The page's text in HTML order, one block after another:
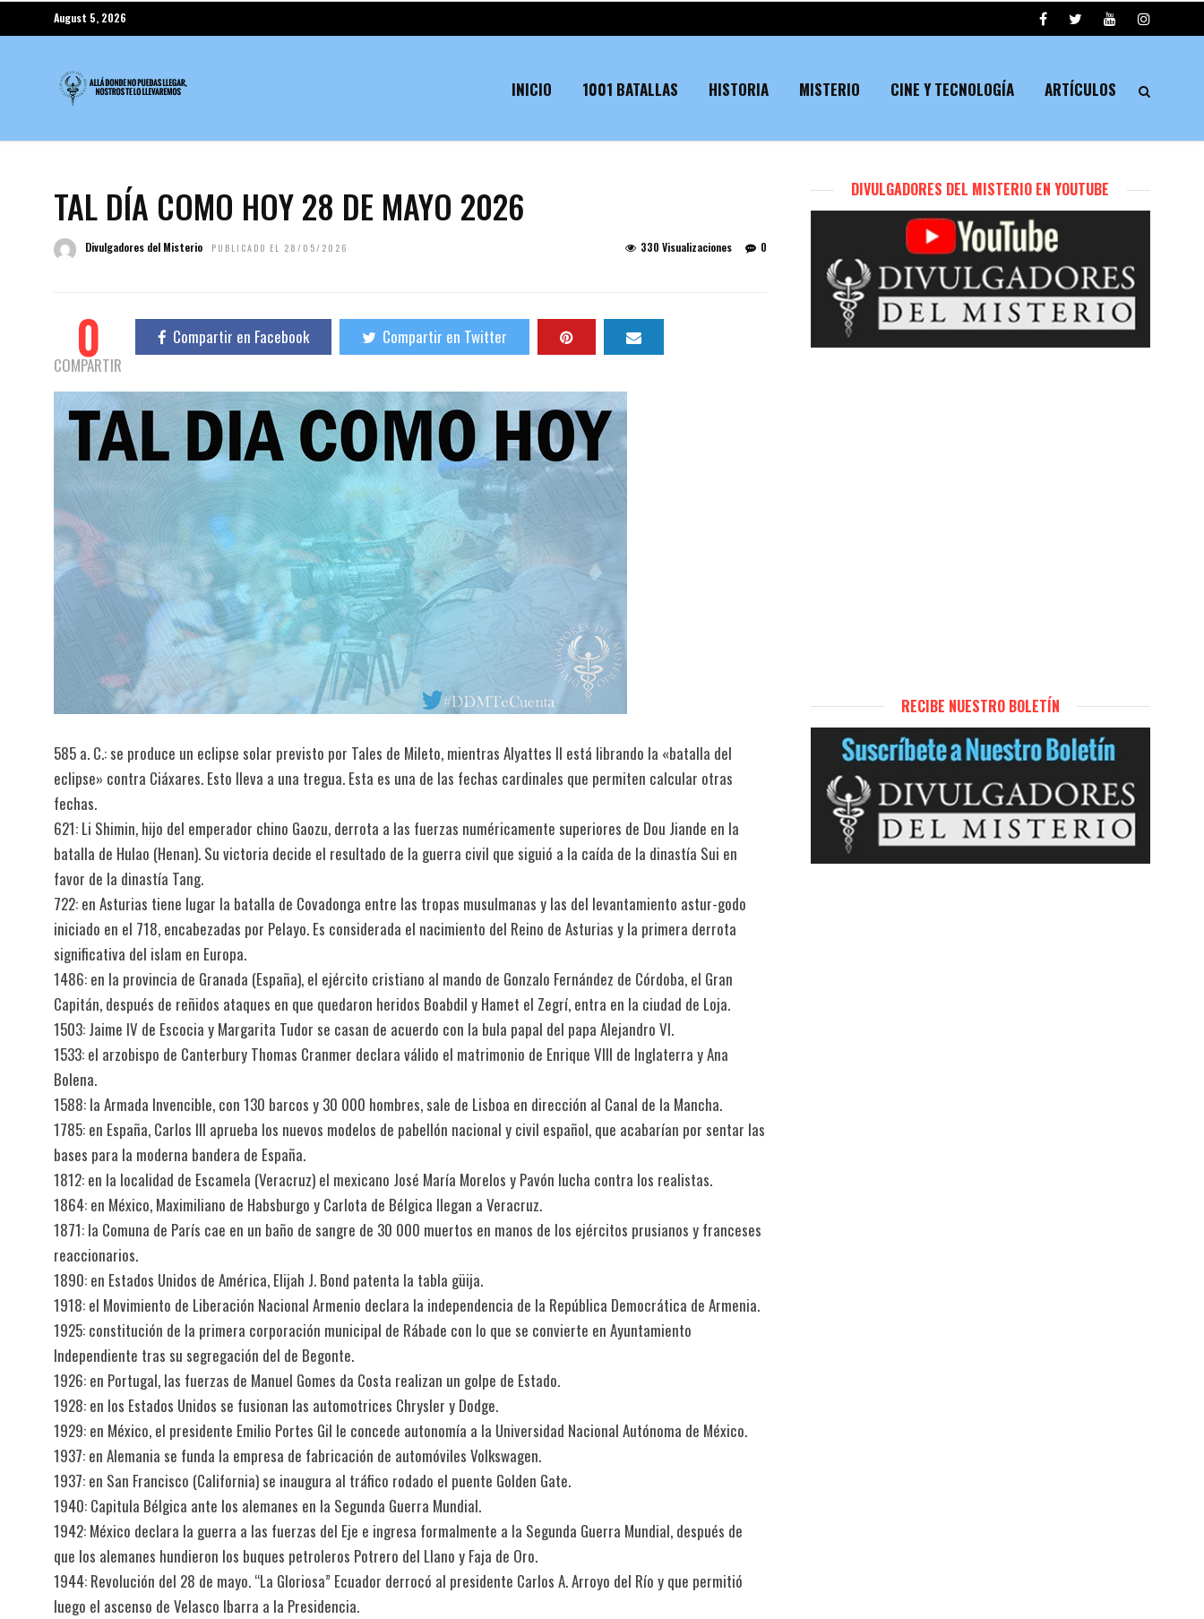
August 5, 2026
INICIO 1001 BATALLAS HISTORIA MISTERIO CINE Y TECNOLOGÍA ARTÍCULOS
TAL DÍA COMO HOY 28 DE MAYO 2026
Divulgadores del Misterio PUBLICADO EL 28/05/2026 0
330 Visualizaciones
0
COMPARTIR
Compartir en Facebook Compartir en Twitter
585 a. C.: se produce un eclipse solar previsto por Tales de Mileto, mientras Alyattes II está librando la «batalla del
eclipse» contra Ciáxares. Esto lleva a una tregua. Esta es una de las fechas cardinales que permiten calcular otras
fechas.
621: Li Shimin, hijo del emperador chino Gaozu, derrota a las fuerzas numéricamente superiores de Dou Jiande en la
batalla de Hulao (Henan). Su victoria decide el resultado de la guerra civil que siguió a la caída de la dinastía Sui en
favor de la dinastía Tang.
722: en Asturias tiene lugar la batalla de Covadonga entre las tropas musulmanas y las del levantamiento astur-godo
iniciado en el 718, encabezadas por Pelayo. Es considerada el nacimiento del Reino de Asturias y la primera derrota
significativa del islam en Europa.
1486: en la provincia de Granada (España), el ejército cristiano al mando de Gonzalo Fernández de Córdoba, el Gran
Capitán, después de reñidos ataques en que quedaron heridos Boabdil y Hamet el Zegrí, entra en la ciudad de Loja.
1503: Jaime IV de Escocia y Margarita Tudor se casan de acuerdo con la bula papal del papa Alejandro VI.
1533: el arzobispo de Canterbury Thomas Cranmer declara válido el matrimonio de Enrique VIII de Inglaterra y Ana
Bolena.
1588: la Armada Invencible, con 130 barcos y 30 000 hombres, sale de Lisboa en dirección al Canal de la Mancha.
1785: en España, Carlos III aprueba los nuevos modelos de pabellón nacional y civil español, que acabarían por sentar las
bases para la moderna bandera de España.
1812: en la localidad de Escamela (Veracruz) el mexicano José María Morelos y Pavón lucha contra los realistas.
1864: en México, Maximiliano de Habsburgo y Carlota de Bélgica llegan a Veracruz.
1871: la Comuna de París cae en un baño de sangre de 30 000 muertos en manos de los ejércitos prusianos y franceses
reaccionarios.
1890: en Estados Unidos de América, Elijah J. Bond patenta la tabla güija.
1918: el Movimiento de Liberación Nacional Armenio declara la independencia de la República Democrática de Armenia.
1925: constitución de la primera corporación municipal de Rábade con lo que se convierte en Ayuntamiento
Independiente tras su segregación del de Begonte.
1926: en Portugal, las fuerzas de Manuel Gomes da Costa realizan un golpe de Estado.
1928: en los Estados Unidos se fusionan las automotrices Chrysler y Dodge.
1929: en México, el presidente Emilio Portes Gil le concede autonomía a la Universidad Nacional Autónoma de México.
1937: en Alemania se funda la empresa de fabricación de automóviles Volkswagen.
1937: en San Francisco (California) se inaugura al tráfico rodado el puente Golden Gate.
1940: Capitula Bélgica ante los alemanes en la Segunda Guerra Mundial.
1942: México declara la guerra a las fuerzas del Eje e ingresa formalmente a la Segunda Guerra Mundial, después de
que los alemanes hundieron los buques petroleros Potrero del Llano y Faja de Oro.
1944: Revolución del 28 de mayo. “La Gloriosa” Ecuador derrocó al presidente Carlos A. Arroyo del Río y que permitió
luego el ascenso de Velasco Ibarra a la Presidencia.
DIVULGADORES DEL MISTERIO EN YOUTUBE
RECIBE NUESTRO BOLETÍN